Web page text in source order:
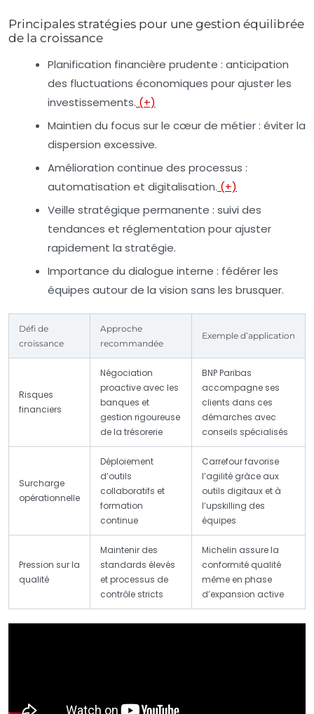
Principales stratégies pour une gestion équilibrée
de la croissance
Planification financière prudente : anticipation
des fluctuations économiques pour ajuster les
investissements. (+)
Maintien du focus sur le cœur de métier: éviter la
dispersion excessive.
Amélioration continue des processus :
automatisation et digitalisation. (+)
Veille stratégique permanente : suivi des
tendances et réglementation pour ajuster
rapidement la stratégie.
Importance du dialogue interne : fédérer les
équipes autour de la vision sans les brusquer.
Défi de
croissance
Approche
recommandée
Exemple d’application
Risques
financiers
Négociation
proactive avec les
banques et
gestion rigoureuse
de la trésorerie
BNP Paribas
accompagne ses
clients dans ces
démarches avec
conseils spécialisés
Surcharge
opérationnelle
Déploiement
d’outils
collaboratifs et
formation
continue
Carrefour favorise
l’agilité grâce aux
outils digitaux et à
l’upskilling des
équipes
Pression sur la
qualité
Maintenir des
standards élevés
et processus de
contrôle stricts
Michelin assure la
conformité qualité
même en phase
d’expansion active